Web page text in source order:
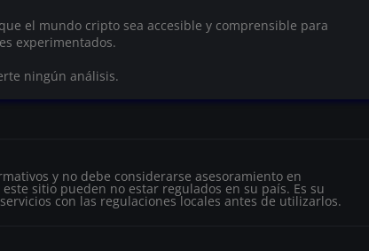
el mundo cripto sea accesible y comprensible para
experimentados.
ningún análisis.
y no debe considerarse asesoramiento en
sitio pueden no estar regulados en su país. Es su
con las regulaciones locales antes de utilizarlos.